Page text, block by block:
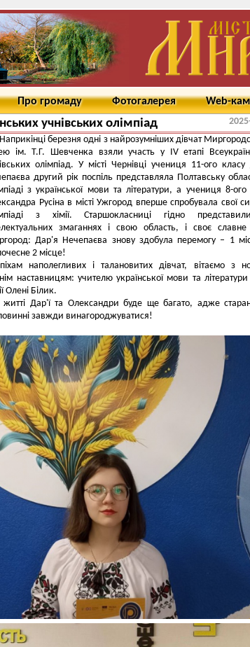
Про громаду Фотогалерея Web-
учнівських олімпіад
Наприкінці березня одні з найрозумніших дівчат
ім. Т.Г. Шевченка взяли участь у IV етапі
олімпіад. У місті Чернівці учениця 11-ого класу
другий рік поспіль представляла Полтавську
з української мови та літератури, а учениця 8-ого
Русіна в місті Ужгород вперше спробувала свої
з хімії. Старшокласниці гідно
змаганнях і свою область, і своє славне
Дар'я Нечепаєва знову здобула перемогу – 1
2 місце!
наполегливих і талановитих дівчат, вітаємо з
наставницям: учителю української мови та літератури
Олені Білик.
Дар'ї та Олександри буде ще багато, адже
повинні завжди винагороджуватися!